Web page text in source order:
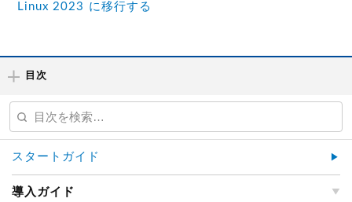
Linux 2023 に移行する
目次
スタートガイド
導入ガイド